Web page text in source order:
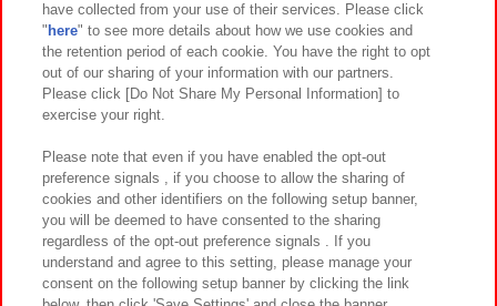
関連会社 サステナビリティ サイトポリシー
プライバシーポリシー ウェブアクセシビリティ方針と検証結果
お取引先さまとともに
カスタマーハラスメント対応方針 よくあるご質問・お問い合わせ
have collected from your use of their services. Please click
" here" to see more details about how we use cookies and
the retention period of each cookie. You have the right to opt
out of our sharing of your information with our partners.
Please click [Do Not Share My Personal Information] to
exercise your right.
Please note that even if you have enabled the opt-out
preference signals , if you choose to allow the sharing of
cookies and other identifiers on the following setup banner,
you will be deemed to have consented to the sharing
regardless of the opt-out preference signals . If you
understand and agree to this setting, please manage your
consent on the following setup banner by clicking the link